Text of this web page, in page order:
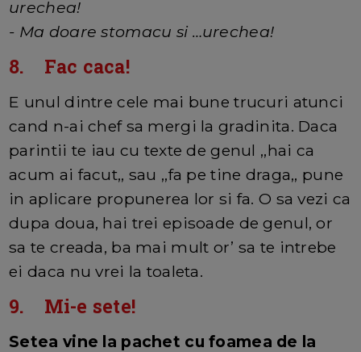
urechea!
- Ma doare stomacu si …urechea!
8. Fac caca!
E unul dintre cele mai bune trucuri atunci
cand n-ai chef sa mergi la gradinita. Daca
parintii te iau cu texte de genul ,,hai ca
acum ai facut,, sau ,,fa pe tine draga,, pune
in aplicare propunerea lor si fa. O sa vezi ca
dupa doua, hai trei episoade de genul, or
sa te creada, ba mai mult or’ sa te intrebe
ei daca nu vrei la toaleta.
9. Mi-e sete!
Setea vine la pachet cu foamea de la